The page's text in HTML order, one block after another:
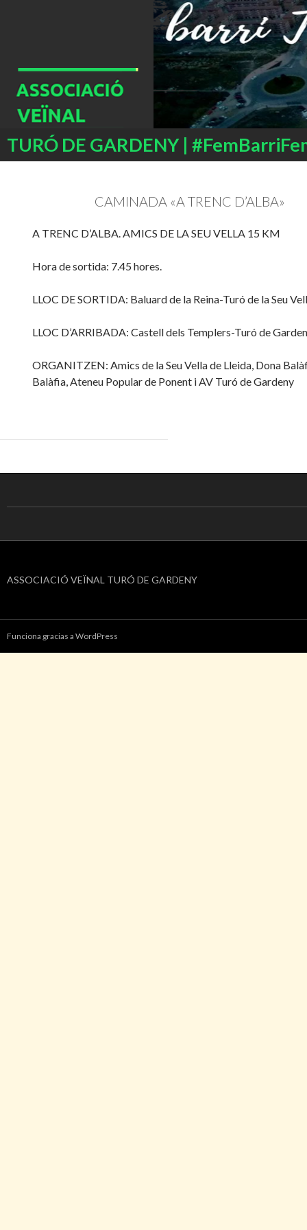
TURÓ DE GARDENY |
Buscar
CAMINADA «A TRENC D’ALBA»
A TRENC D’ALBA. AMICS DE LA SEU VELLA 15 KM
Hora de sortida: 7.45 hores.
LLOC DE SORTIDA: Baluard de la Reina-Turó de la Seu
LLOC D’ARRIBADA: Castell dels Templers-Turó de
ORGANITZEN: Amics de la Seu Vella de Lleida, Dona
Balàfia, Ateneu Popular de Ponent i AV Turó de Gardeny
ASSOCIACIÓ VEÏNAL TURÓ DE GARDENY
Funciona gracias a WordPress